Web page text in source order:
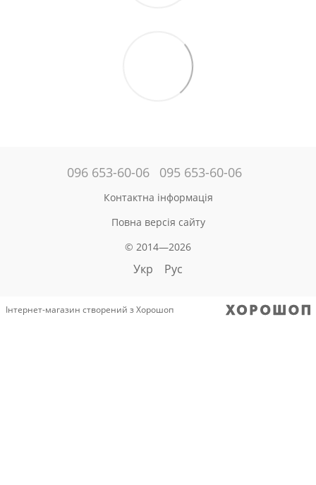
096 653-60-06 095 653-60-06
Контактна інформація
Повна версія сайту
© 2014—2026
Укр Рус
Інтернет-магазин створений з Хорошоп